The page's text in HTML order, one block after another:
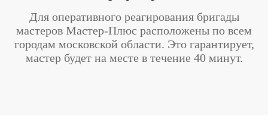
Для оперативного реагирования бригады
мастеров Мастер-Плюс расположены по всем
городам московской области. Это гарантирует,
мастер будет на месте в течение 40 минут.